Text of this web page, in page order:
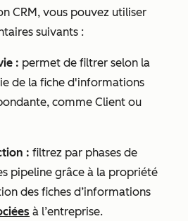
CRM, vous pouvez utiliser
suivants :
: permet de filtrer selon la
de la fiche d'informations
comme Client ou
: filtrez par phases de
pipeline grâce à la propriété
des fiches d’informations
à l’entreprise.